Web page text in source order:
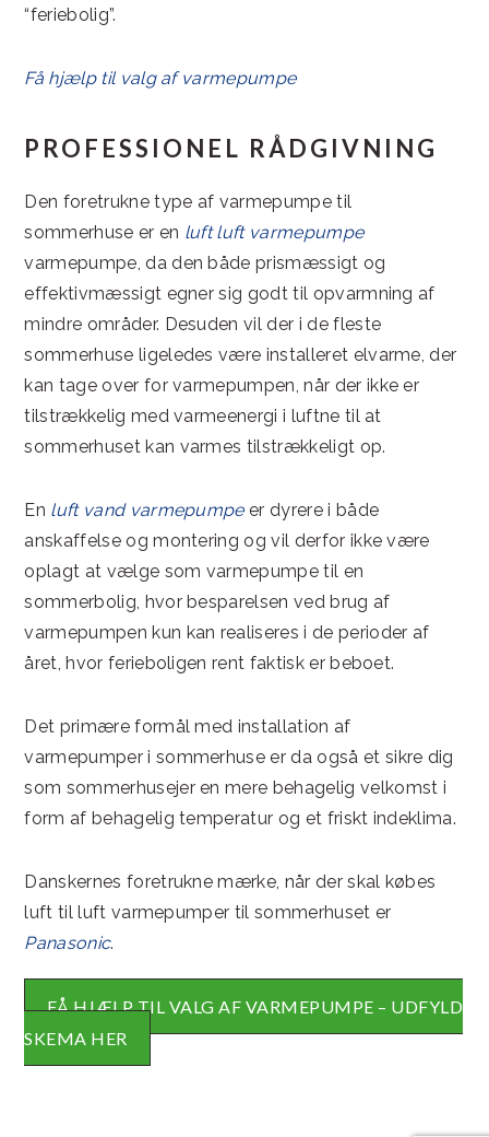
“feriebolig”.
Få hjælp til valg af varmepumpe
PROFESSIONEL RÅDGIVNING
Den foretrukne type af varmepumpe til
sommerhuse er en luft luft varmepumpe
varmepumpe, da den både prismæssigt og
effektivmæssigt egner sig godt til opvarmning af
mindre områder. Desuden vil der i de fleste
sommerhuse ligeledes være installeret elvarme, der
kan tage over for varmepumpen, når der ikke er
tilstrækkelig med varmeenergi i luftne til at
sommerhuset kan varmes tilstrækkeligt op.
En luft vand varmepumpeer dyrere i både
anskaffelse og montering og vil derfor ikke være
oplagt at vælge som varmepumpe til en
sommerbolig, hvor besparelsen ved brug af
varmepumpen kun kan realiseres i de perioder af
året, hvor ferieboligen rent faktisk er beboet.
Det primære formål med installation af
varmepumper i sommerhuse er da også et sikre dig
som sommerhusejer en mere behagelig velkomst i
form af behagelig temperatur og et friskt indeklima.
Danskernes foretrukne mærke, når der skal købes
luft til luft varmepumper til sommerhuset er
Panasonic.
FÅ HJÆLP TIL VALG AF VARMEPUMPE – UDFYLD
SKEMA HER